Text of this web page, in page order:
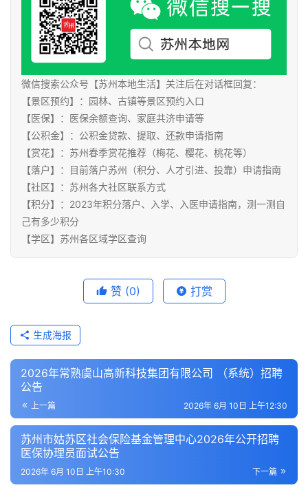
微信搜索公众号【苏州本地生活】关注后在对话框回复：
【景区预约】：园林、古镇等景区预约入口
【医保】：医保余额查询、家庭共济申请等
【公积金】：公积金贷款、提取、还款申请指南
【赏花】：苏州春季赏花推荐（梅花、樱花、桃花等）
【落户】：目前落户苏州（积分、人才引进、投靠）申请指南
【社区】：苏州各大社区联系方式
【积分】：2023年积分落户、入学、入医申请指南，测一测自
己有多少积分
【学区】苏州各区域学区查询
赞 (0) 打赏
生成海报
2026年常熟虞山高新科技集团有限公司 （系统）招聘
公告
上一篇 2026年 6月 10日 上午12:30
苏州市姑苏区社会保险基金管理中心2026年公开招聘
医保协理员面试公告
下一篇
2026年 6月 10日 上午10:30